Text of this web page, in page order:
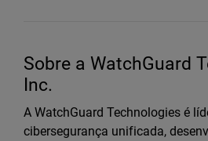
Sobre a WatchGuard
Inc.
A WatchGuard Technologies é
cibersegurança unificada,